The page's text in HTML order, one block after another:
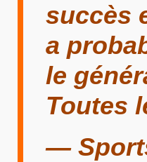
succès
a
le
Toutes
—